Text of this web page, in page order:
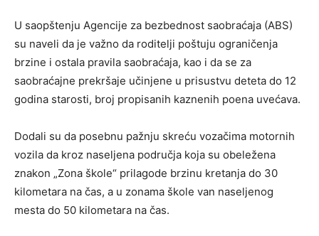
U saopštenju Agencije za bezbednost saobraćaja (ABS)
su naveli da je važno da roditelji poštuju ograničenja
brzine i ostala pravila saobraćaja, kao i da se za
saobraćajne prekršaje učinjene u prisustvu deteta do 12
godina starosti, broj propisanih kaznenih poena uvećava.
Dodali su da posebnu pažnju skreću vozačima motornih
vozila da kroz naseljena područja koja su obeležena
znakon „Zona škole“ prilagode brzinu kretanja do 30
kilometara na čas, a u zonama škole van naseljenog
mesta do 50 kilometara na čas.